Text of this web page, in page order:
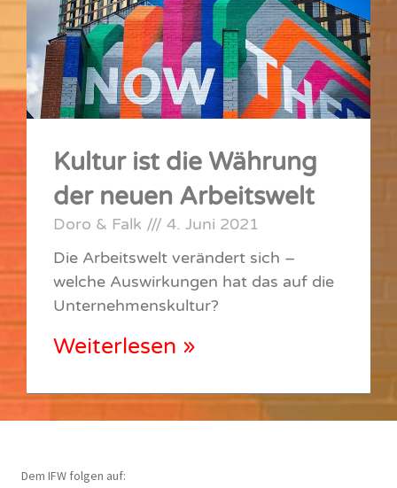
Kultur ist die Währung
der neuen Arbeitswelt
Doro & Falk
4. Juni 2021
Die Arbeitswelt verändert sich –
welche Auswirkungen hat das auf die
Unternehmenskultur?
Weiterlesen »
Dem IFW folgen auf: